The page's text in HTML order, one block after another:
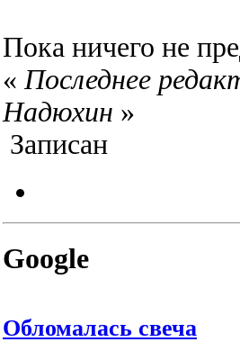
Пока ничего не
«Последнее
Надюхин »
Записан
Google
Обломалась свеча